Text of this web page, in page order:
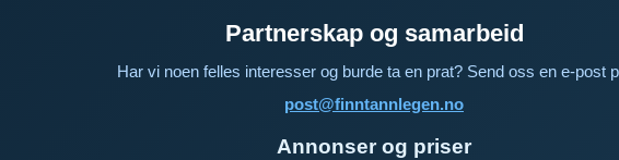
Partnerskap og samarbeid
Har vi noen felles interesser og burde ta en prat? Send oss en e-post
post@finntannlegen.no
Annonser og priser